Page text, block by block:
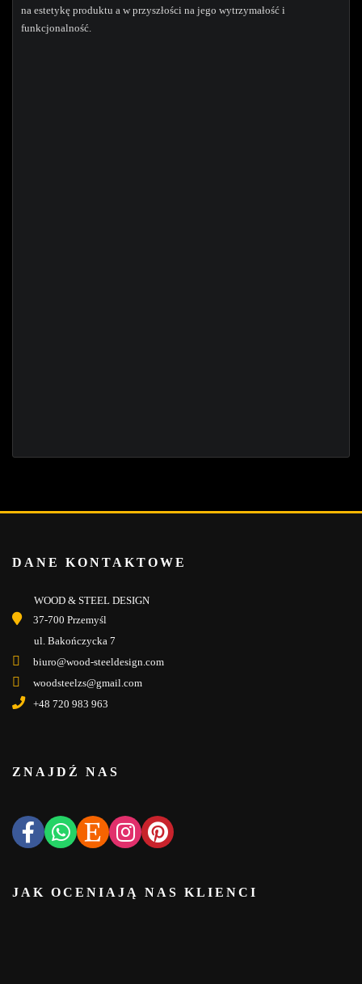
na estetykę produktu a w przyszłości na jego wytrzymałość i
funkcjonalność.
DANE KONTAKTOWE
WOOD & STEEL DESIGN
37-700 Przemyśl
ul. Bakończycka 7
biuro@wood-steeldesign.com
woodsteelzs@gmail.com
+48 720 983 963
ZNAJDŹ NAS
JAK OCENIAJĄ NAS KLIENCI